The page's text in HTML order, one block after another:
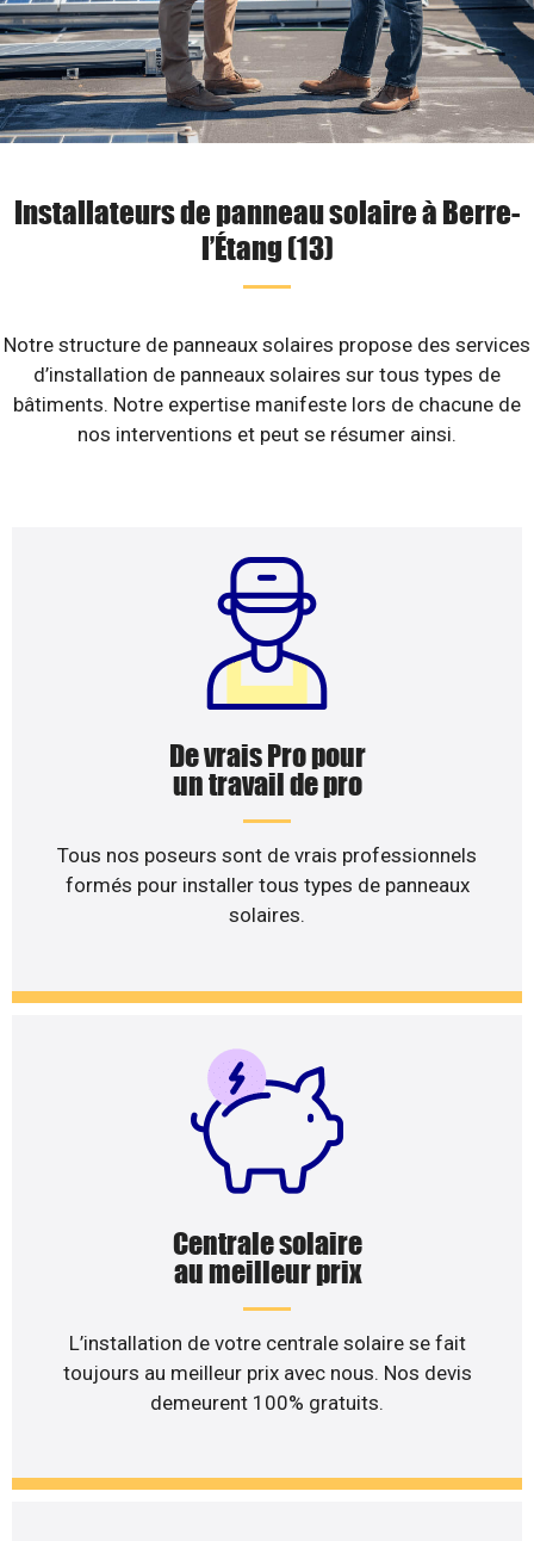
Installateurs de panneau solaire à Berre-
l’Étang (13)
Notre structure de panneaux solaires propose des services
d’installation de panneaux solaires sur tous types de
bâtiments. Notre expertise manifeste lors de chacune de
nos interventions et peut se résumer ainsi.
De vrais Pro pour
un travail de pro
Tous nos poseurs sont de vrais professionnels
formés pour installer tous types de panneaux
solaires.
Centrale solaire
au meilleur prix
L’installation de votre centrale solaire se fait
toujours au meilleur prix avec nous. Nos devis
demeurent 100% gratuits.